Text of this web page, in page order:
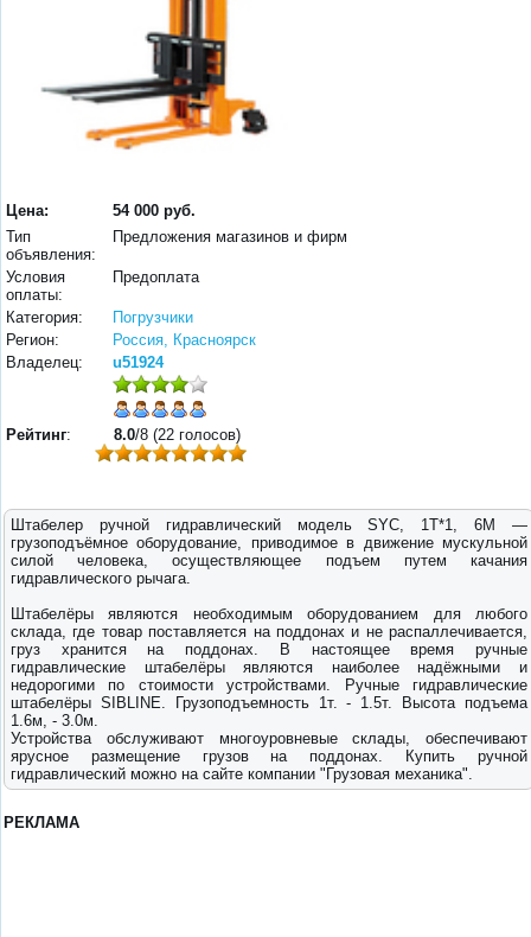
Цена:
54 000 руб.
Тип
объявления:
Предложения магазинов и фирм
Условия
оплаты:
Предоплата
Категория:
Погрузчики
Регион:
Россия, Красноярск
Владелец:
u51924
Рейтинг: 8.0/8 (22 голосов)
Штабелер ручной гидравлический модель SYC, 1Т*1, 6М —
грузоподъёмное оборудование, приводимое в движение мускульной
силой человека, осуществляющее подъем путем качания
гидравлического рычага.
Штабелёры являются необходимым оборудованием для любого
склада, где товар поставляется на поддонах и не распаллечивается,
груз хранится на поддонах. В настоящее время ручные
гидравлические штабелёры являются наиболее надёжными и
недорогими по стоимости устройствами. Ручные гидравлические
штабелёры SIBLINE. Грузоподъемность 1т. - 1.5т. Высота подъема
1.6м, - 3.0м.
Устройства обслуживают многоуровневые склады, обеспечивают
ярусное размещение грузов на поддонах. Купить ручной
гидравлический можно на сайте компании "Грузовая механика".
РЕКЛАМА